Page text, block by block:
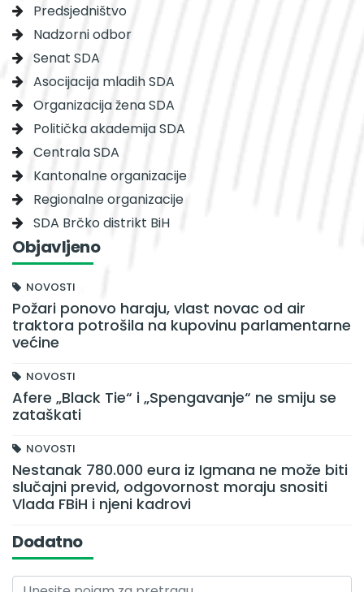
Predsjedništvo
Nadzorni odbor
Senat SDA
Asocijacija mladih SDA
Organizacija žena SDA
Politička akademija SDA
Centrala SDA
Kantonalne organizacije
Regionalne organizacije
SDA Brčko distrikt BiH
Objavljeno
NOVOSTI
Požari ponovo haraju, vlast novac od air
traktora potrošila na kupovinu parlamentarne
većine
NOVOSTI
Afere „Black Tie“ i „Spengavanje“ ne smiju se
zataškati
NOVOSTI
Nestanak 780.000 eura iz Igmana ne može biti
slučajni previd, odgovornost moraju snositi
Vlada FBiH i njeni kadrovi
Dodatno